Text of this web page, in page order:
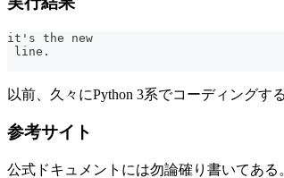
it's the new
line.
以前、久々にPython 3系でコーディング
参考サイト
公式ドキュメントには勿論確り書いてある